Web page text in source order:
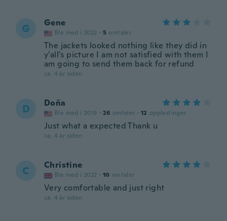
G Gene
Ble med i 2022 · 5 omtaler
The jackets looked nothing like they did in
y'all's picture I am not satisfied with them I
am going to send them back for refund
ca. 4 år siden
D Doña
Ble med i 2019 · 26 omtaler · 12 opplastinger
Just what a expected Thank u
ca. 4 år siden
C Christine
Ble med i 2022 · 10 omtaler
Very comfortable and just right
ca. 4 år siden